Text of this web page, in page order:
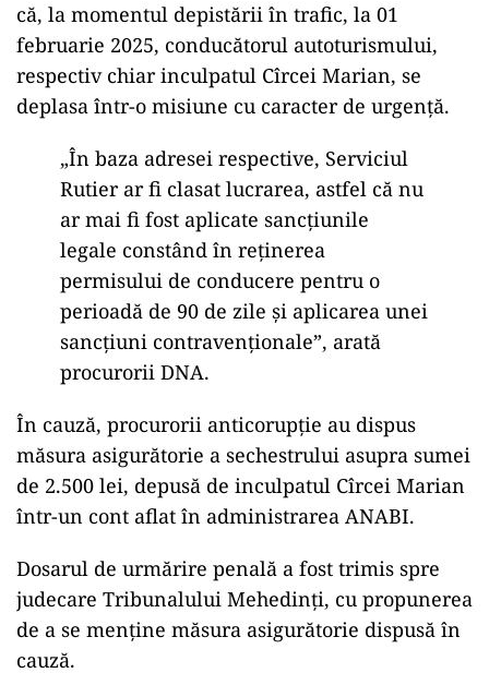
că, la momentul depistării în trafic, la 01
februarie 2025, conducătorul autoturismului,
respectiv chiar inculpatul Cîrcei Marian, se
deplasa într-o misiune cu caracter de urgență.
„În baza adresei respective, Serviciul
Rutier ar fi clasat lucrarea, astfel că nu
ar mai fi fost aplicate sancțiunile
legale constând în reținerea
permisului de conducere pentru o
perioadă de 90 de zile și aplicarea unei
sancțiuni contravenționale”, arată
procurorii DNA.
În cauză, procurorii anticorupție au dispus
măsura asigurătorie a sechestrului asupra sumei
de 2.500 lei, depusă de inculpatul Cîrcei Marian
într-un cont aflat în administrarea ANABI.
Dosarul de urmărire penală a fost trimis spre
judecare Tribunalului Mehedinți, cu propunerea
de a se menține măsura asigurătorie dispusă în
cauză.